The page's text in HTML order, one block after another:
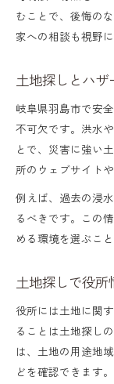
むことで、後悔の
家への相談も視野
土地探しとハ
岐阜県羽島市で安
不可欠です。洪水
とで、災害に強い
所のウェブサイト
例えば、過去の浸
るべきです。この
める環境を選ぶこ
土地探しで役
役所には土地に関
ることは土地探し
は、土地の用途地
どを確認できます。